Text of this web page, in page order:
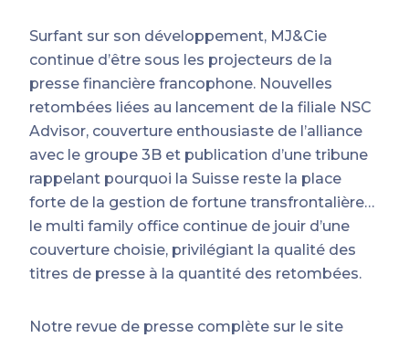
Surfant sur son développement, MJ&Cie
continue d’être sous les projecteurs de la
presse financière francophone. Nouvelles
retombées liées au lancement de la filiale NSC
Advisor, couverture enthousiaste de l’alliance
avec le groupe 3B et publication d’une tribune
rappelant pourquoi la Suisse reste la place
forte de la gestion de fortune transfrontalière…
le multi family office continue de jouir d’une
couverture choisie, privilégiant la qualité des
titres de presse à la quantité des retombées.
Notre revue de presse complète sur le site